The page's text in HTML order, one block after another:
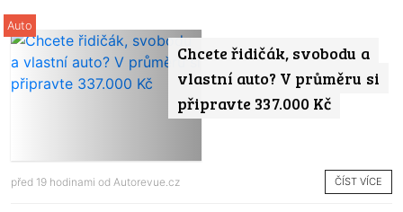
Chcete řidičák, svobodu a
vlastní auto? V průměru si
připravte 337.000 Kč
Auto
před 19 hodinami od Autorevue.cz ČÍST VÍCE